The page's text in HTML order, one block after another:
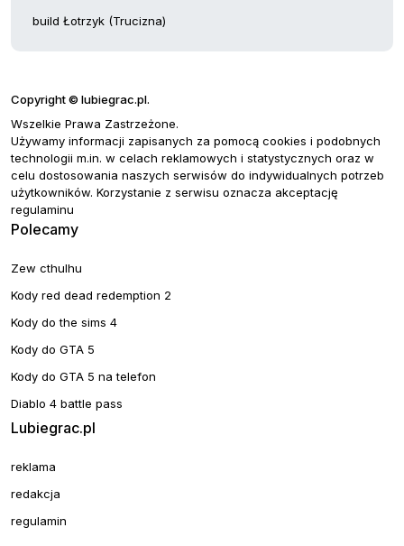
build Łotrzyk (Trucizna)
Copyright © lubiegrac.pl.
Wszelkie Prawa Zastrzeżone.
Używamy informacji zapisanych za pomocą cookies i podobnych
technologii m.in. w celach reklamowych i statystycznych oraz w
celu dostosowania naszych serwisów do indywidualnych potrzeb
użytkowników. Korzystanie z serwisu oznacza akceptację
regulaminu
Polecamy
Zew cthulhu
Kody red dead redemption 2
Kody do the sims 4
Kody do GTA 5
Kody do GTA 5 na telefon
Diablo 4 battle pass
Lubiegrac.pl
reklama
redakcja
regulamin